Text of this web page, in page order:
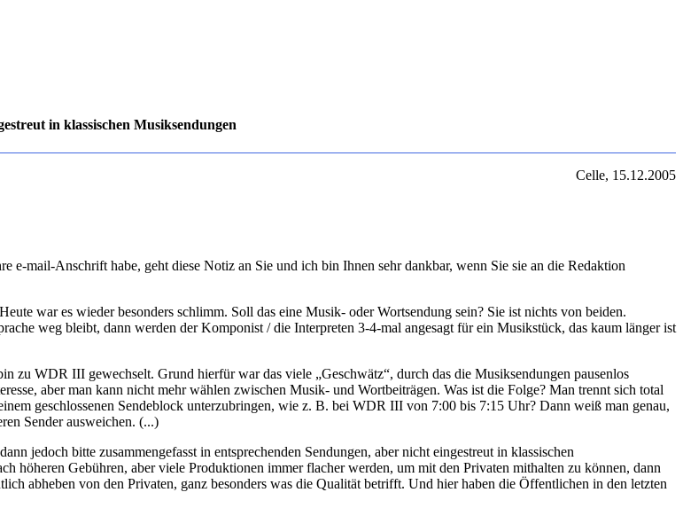
in klassischen Musiksendungen
Celle, 15.12.2005
mail-Anschrift habe, geht diese Notiz an Sie und ich bin Ihnen sehr dankbar, wenn Sie sie an die Redaktion
war es wieder besonders schlimm. Soll das eine Musik- oder Wortsendung sein? Sie ist nichts von beiden.
weg bleibt, dann werden der Komponist / die Interpreten 3-4-mal angesagt für ein Musikstück, das kaum länger ist
zu WDR III gewechselt. Grund hierfür war das viele „Geschwätz“, durch das die Musiksendungen pausenlos
aber man kann nicht mehr wählen zwischen Musik- und Wortbeiträgen. Was ist die Folge? Man trennt sich total
geschlossenen Sendeblock unterzubringen, wie z. B. bei WDR III von 7:00 bis 7:15 Uhr? Dann weiß man genau,
Sender ausweichen. (...)
jedoch bitte zusammengefasst in entsprechenden Sendungen, aber nicht eingestreut in klassischen
höheren Gebühren, aber viele Produktionen immer flacher werden, um mit den Privaten mithalten zu können, dann
abheben von den Privaten, ganz besonders was die Qualität betrifft. Und hier haben die Öffentlichen in den letzten